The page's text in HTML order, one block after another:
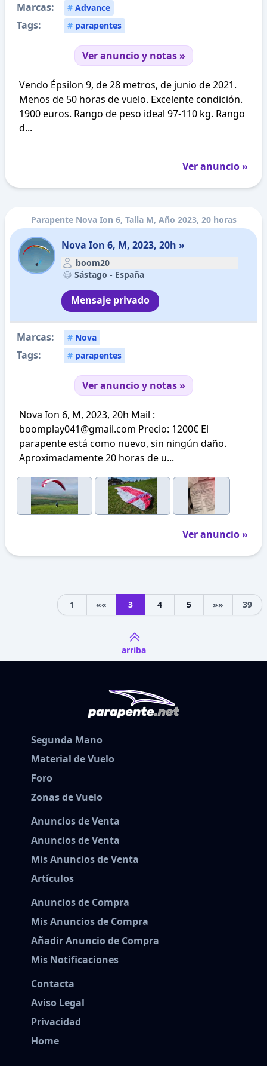
Marcas: # Advance
Tags: # parapentes
Ver anuncio y notas »
Vendo Épsilon 9, de 28 metros, de junio de 2021.
Menos de 50 horas de vuelo. Excelente condición.
1900 euros. Rango de peso ideal 97-110 kg. Rango
d...
Ver anuncio »
Parapente Nova Ion 6, Talla M, Año 2023, 20 horas
Nova Ion 6, M, 2023, 20h »
boom20
Sástago - España
Mensaje privado
Marcas: # Nova
Tags: # parapentes
Ver anuncio y notas »
Nova Ion 6, M, 2023, 20h Mail :
boomplay041@gmail.com Precio: 1200€ El
parapente está como nuevo, sin ningún daño.
Aproximadamente 20 horas de u...
Ver anuncio »
1 Previous
«« 3 4 5 Next
»» 39
arriba
Segunda Mano
Material de Vuelo
Foro
Zonas de Vuelo
Anuncios de Venta
Anuncios de Venta
Mis Anuncios de Venta
Artículos
Anuncios de Compra
Mis Anuncios de Compra
Añadir Anuncio de Compra
Mis Notificaciones
Contacta
Aviso Legal
Privacidad
Home